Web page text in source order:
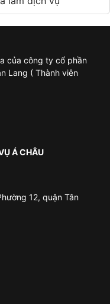
của công ty cổ phần
Lang ( Thành viên
Á CHÂU
12, quận Tân